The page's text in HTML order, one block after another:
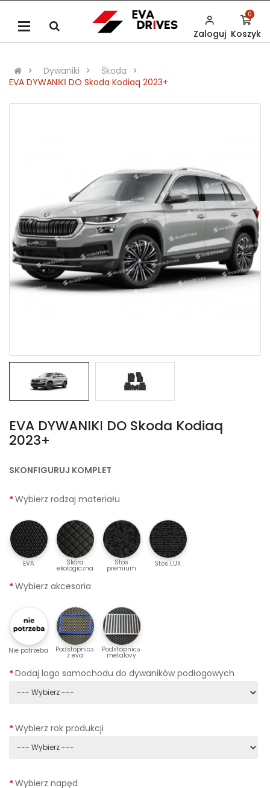
Zaloguj Koszyk
0
Dywaniki
Škoda
EVA DYWANIKІ DO Skoda Kodiaq 2023+
EVA DYWANIKІ DO Skoda Kodiaq
2023+
SKONFIGURUJ KOMPLET
Wybierz rodzaj materiału
EVA Skóra
ekologiczna
Stos
premium
Stos LUX
Wybierz akcesoria
Nie potrzeba Podstopnicа
z eva
Podstopnicа
metalovy
Dodaj logo samochodu do dywaników podłogowych
Wybierz rok produkcji
Wybierz napęd